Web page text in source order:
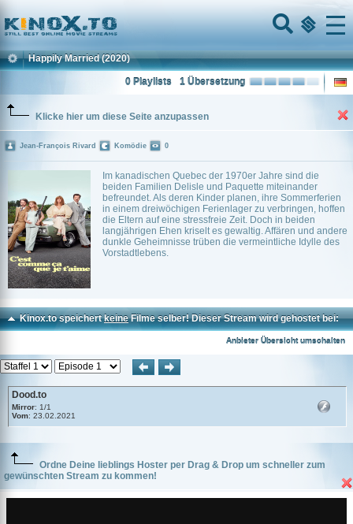
Home
Menu
Happily Married (2020)
1 Übersetzung
0 Playlists
Klicke hier um diese Seite anzupassen
Im kanadischen Quebec der 1970er Jahre sind die
beiden Familien Delisle und Paquette miteinander
befreundet. Als deren Kinder planen, ihre Sommerferien
in einem dreiwöchigen Ferienlager zu verbringen, hoffen
die Eltern auf eine stressfreie Zeit. Doch in beiden
langjährigen Ehen kriselt es gewaltig. Affären und andere
dunkle Geheimnisse trüben die vermeintliche Idylle des
Vorstadtlebens.
Jean-François Rivard Komödie 0
Kinox.to speichertkeineFilme selber! Dieser Stream wird gehostet bei:
Anbieter Übersicht umschalten
Dood.to
Mirror: 1/1
Vom: 23.02.2021
Ordne Deine lieblings Hoster per Drag & Drop um schneller zum
gewünschten Stream zu kommen!